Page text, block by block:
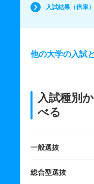
入試結果（倍率
他の大学の入試
入試種別
べる
一般選抜
総合型選抜